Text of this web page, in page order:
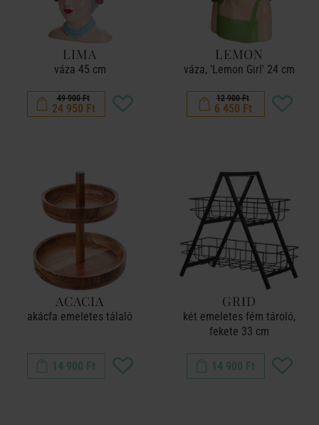
LIMA
váza 45 cm
49 900 Ft
24 950 Ft
LEMON
váza, 'Lemon Girl' 24 cm
12 900 Ft
6 450 Ft
ACACIA
akácfa emeletes tálaló
14 900 Ft
GRID
két emeletes fém tároló,
fekete 33 cm
14 900 Ft